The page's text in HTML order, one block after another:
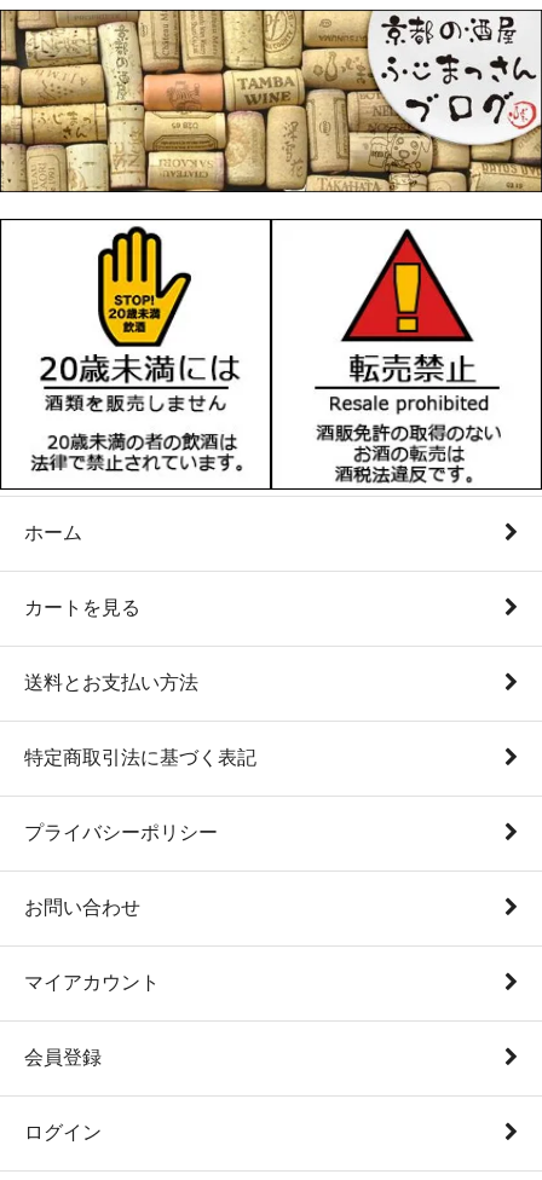
ホーム
カートを見る
送料とお支払い方法
特定商取引法に基づく表記
プライバシーポリシー
お問い合わせ
マイアカウント
会員登録
ログイン